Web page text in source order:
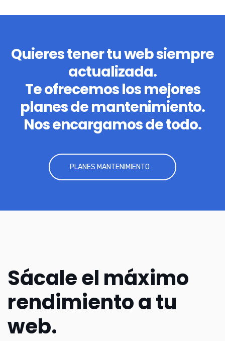
Quieres tener tu web siempre
actualizada.
Te ofrecemos los mejores
planes de mantenimiento.
Nos encargamos de todo.
PLANES MANTENIMIENTO
Sácale el máximo
rendimiento a tu
web.